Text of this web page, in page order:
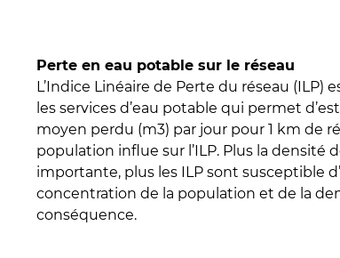
Perte en eau potable sur le réseau
L’Indice Linéaire de Perte du réseau (ILP)
les services d’eau potable qui permet
moyen perdu (m3) par jour pour 1 km de
population influe sur l’ILP. Plus la densité
importante, plus les ILP sont susceptible
concentration de la population et de la
conséquence.